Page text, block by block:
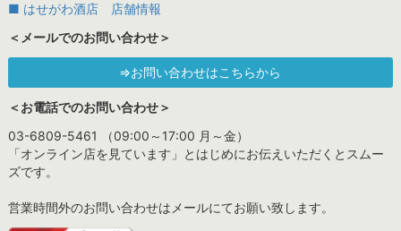
■ はせがわ酒店 店舗情報
＜メールでのお問い合わせ＞
⇒お問い合わせはこちらから
＜お電話でのお問い合わせ＞
03-6809-5461 （09:00～17:00 月～金）
「オンライン店を見ています」とはじめにお伝えいただくとスムー
ズです。
営業時間外のお問い合わせはメールにてお願い致します。